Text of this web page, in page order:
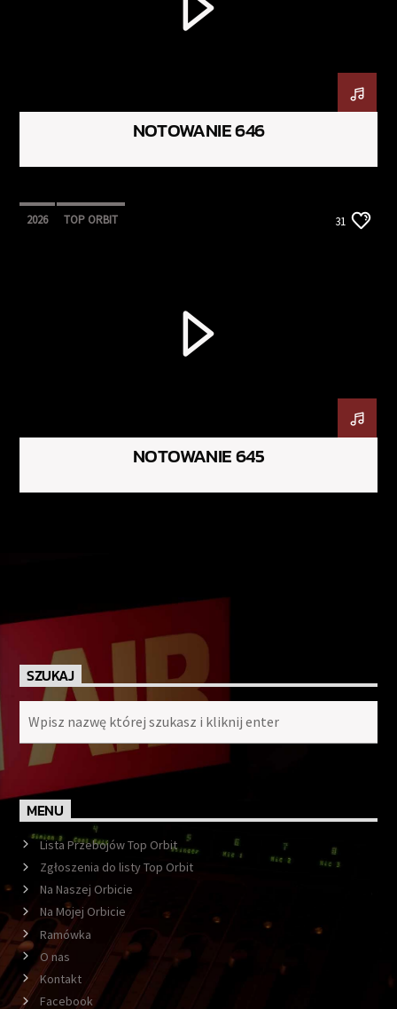
NOTOWANIE 646
2026 TOP ORBIT 31
NOTOWANIE 645
SZUKAJ
MENU
Lista Przebojów Top Orbit
Zgłoszenia do listy Top Orbit
Na Naszej Orbicie
Na Mojej Orbicie
Ramówka
O nas
Kontakt
Facebook